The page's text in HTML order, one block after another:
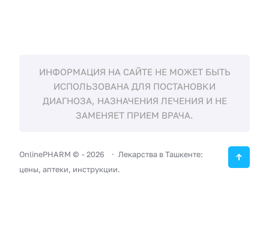
ИНФОРМАЦИЯ НА САЙТЕ НЕ МОЖЕТ БЫТЬ
ИСПОЛЬЗОВАНА ДЛЯ ПОСТАНОВКИ
ДИАГНОЗА, НАЗНАЧЕНИЯ ЛЕЧЕНИЯ И НЕ
ЗАМЕНЯЕТ ПРИЕМ ВРАЧА.
OnlinePHARM © -2026
Лекарства в Ташкенте:
цены, аптеки, инструкции.